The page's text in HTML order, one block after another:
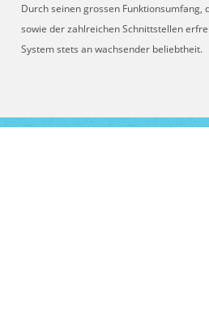
Durch seinen grossen Funktionsumfang,
sowie der zahlreichen Schnittstellen
System stets an wachsender beliebtheit.